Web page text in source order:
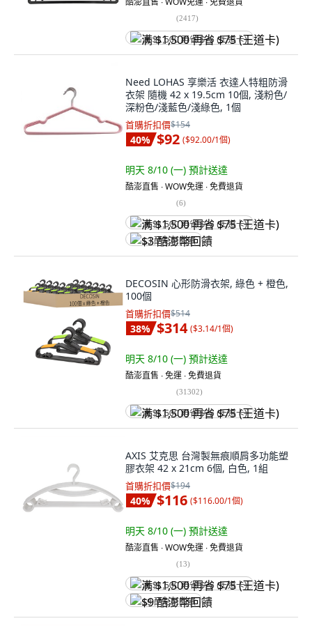
(2417)
满 $1,500 再省 $75 (王道卡)
Need LOHAS 享樂活 衣達人特粗防滑
衣架 隨機 42 x 19.5cm 10個, 淺粉色/
深粉色/淺藍色/淺綠色, 1個
首購折扣價$154
40% $92 ($92.00/1個)
明天 8/10 (一) 預計送達
酷澎直售 ∙ WOW免運 ∙ 免費退貨
(6)
满 $1,500 再省 $75 (王道卡)
$3 酷澎幣回饋
DECOSIN 心形防滑衣架, 綠色 + 橙色,
100個
首購折扣價$514
38% $314 ($3.14/1個)
明天 8/10 (一) 預計送達
酷澎直售 ∙ 免運 ∙ 免費退貨
(31302)
满 $1,500 再省 $75 (王道卡)
AXIS 艾克思 台灣製無痕順肩多功能塑
膠衣架 42 x 21cm 6個, 白色, 1組
首購折扣價$194
40% $116 ($116.00/1個)
明天 8/10 (一) 預計送達
酷澎直售 ∙ WOW免運 ∙ 免費退貨
(13)
满 $1,500 再省 $75 (王道卡)
$9 酷澎幣回饋